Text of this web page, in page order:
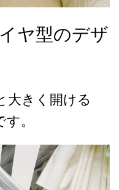
ヤ型のデザ
大きく開ける
。